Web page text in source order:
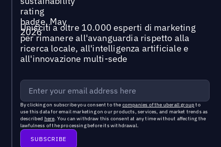
Unisciti a oltre 10.000 esperti di marketing
per rimanere all'avanguardia rispetto alla
ricerca locale, all'intelligenza artificiale e
all'innovazione multi-sede
By clicking on subscribe you consent to the companies of the uberall groupto
use this data for email marketing on our products, services, and market trends as
described here. You can withdraw this consent at any time without affecting the
lawfulness of the processing before its withdrawal.